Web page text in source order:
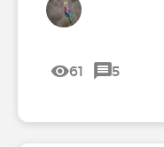
61 5